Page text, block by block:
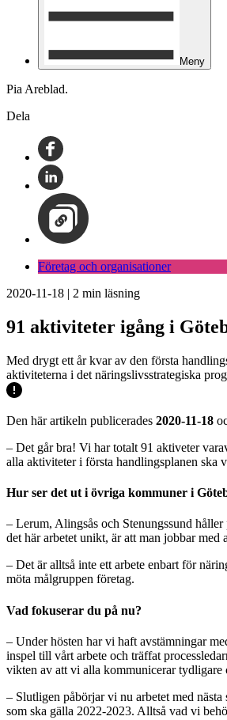
Meny
Pia Areblad.
Dela
Företag och organisationer
2020-11-18 | 2 min läsning
91 aktiviteter igång i
Med drygt ett år kvar av den första
aktiviteterna i det näringslivsstrategiska
Den här artikeln publicerades 2020-11-18
– Det går bra! Vi har totalt 91 aktiveter
alla aktiviteter i första handlingsplanen ska
Hur ser det ut i övriga kommuner i
– Lerum, Alingsås och Stenungssund
det här arbetet unikt, är att man jobbar
– Det är alltså inte ett arbete enbart för
möta målgruppen företag.
Vad fokuserar du på nu?
– Under hösten har vi haft avstämningar
inspel till vårt arbete och träffat
vikten av att vi alla kommunicerar
– Slutligen påbörjar vi nu arbetet med
som ska gälla 2022-2023. Alltså vad vi